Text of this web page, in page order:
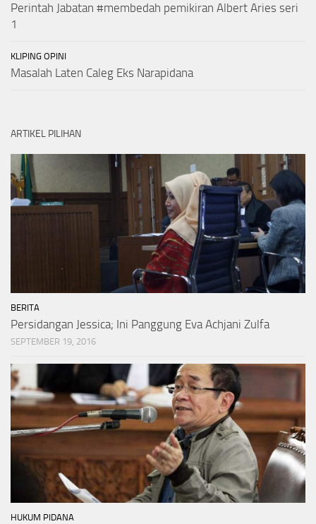
Perintah Jabatan #membedah pemikiran Albert Aries seri
1
KLIPING OPINI
Masalah Laten Caleg Eks Narapidana
ARTIKEL PILIHAN
BERITA
Persidangan Jessica; Ini Panggung Eva Achjani Zulfa
SEPTEMBER 19, 2016
HUKUM PIDANA